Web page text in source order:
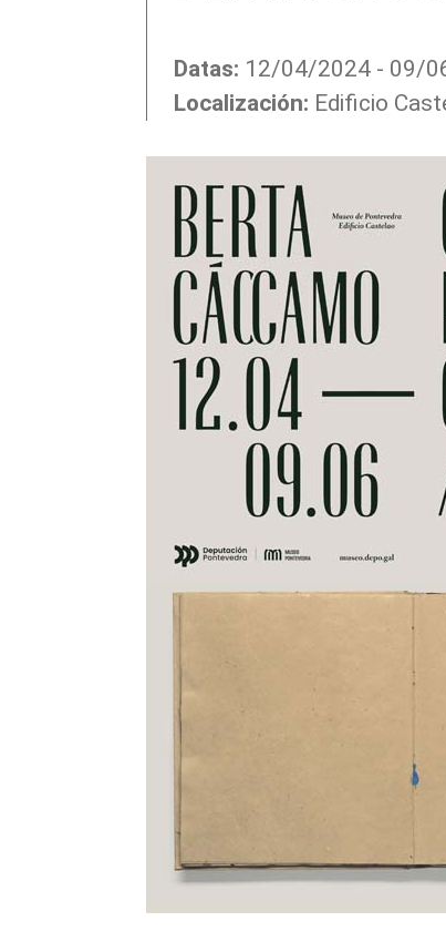
Datas: 12/04/2024 - 09/
Localización: Edificio